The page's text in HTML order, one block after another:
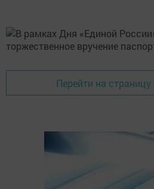
Перейти на страницу